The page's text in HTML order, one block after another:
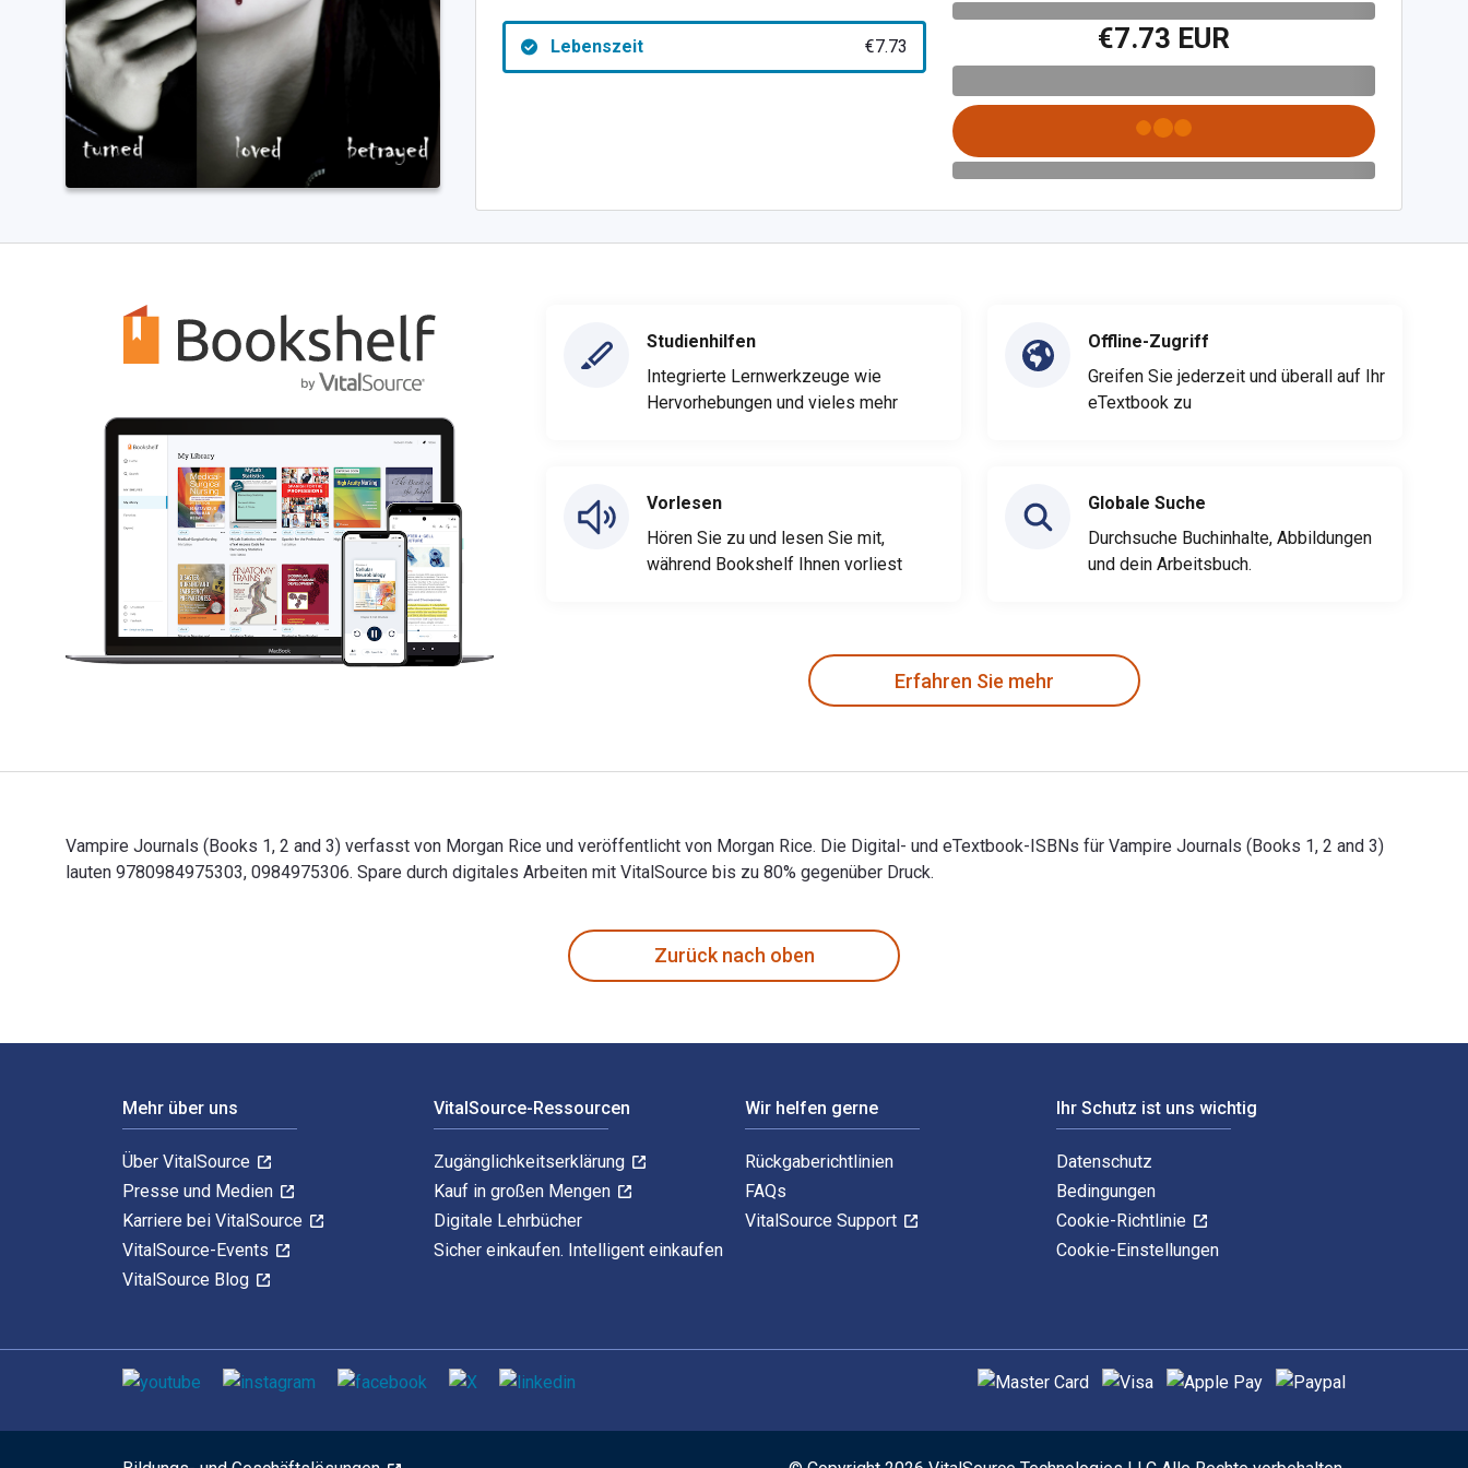
Lebenszeit €7.73 €7.73 EUR
Studienhilfen
Integrierte Lernwerkzeuge wie
Hervorhebungen und vieles mehr
Vorlesen
Hören Sie zu und lesen Sie mit,
während Bookshelf Ihnen vorliest
Offline-Zugriff
Greifen Sie jederzeit und überall auf Ihr
eTextbook zu
Globale Suche
Durchsuche Buchinhalte, Abbildungen
und dein Arbeitsbuch.
Erfahren Sie mehr
Vampire Journals (Books 1, 2 and 3) verfasst von Morgan Rice und veröffentlicht von Morgan Rice. Die Digital- und eTextbook-ISBNs für Vampire Journals (Books 1, 2 and 3)
lauten 9780984975303, 0984975306. Spare durch digitales Arbeiten mit VitalSource bis zu 80% gegenüber Druck.
Zurück nach oben
Mehr über uns
Über VitalSource
Presse und Medien
Karriere bei VitalSource
VitalSource-Events
VitalSource Blog
VitalSource-Ressourcen
Zugänglichkeitserklärung
Kauf in großen Mengen
Digitale Lehrbücher
Sicher einkaufen. Intelligent einkaufen
Wir helfen gerne
Rückgaberichtlinien
FAQs
VitalSource Support
Ihr Schutz ist uns wichtig
Datenschutz
Bedingungen
Cookie-Richtlinie
Cookie-Einstellungen
Sozialen Medien Unterstützte Zahlungsmethoden